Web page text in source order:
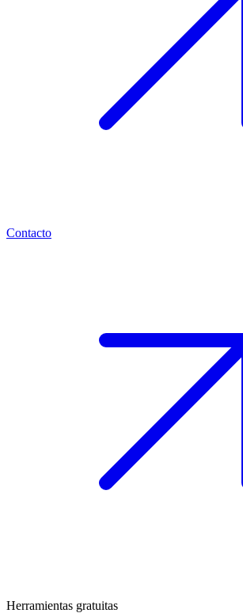
Contacto
Herramientas gratuitas